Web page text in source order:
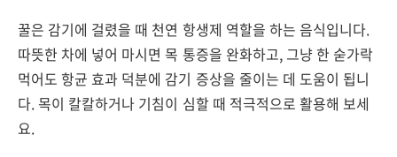
꿀은 감기에 걸렸을 때 천연 항생제 역할을 하는 음식입니다.
따뜻한 차에 넣어 마시면 목 통증을 완화하고, 그냥 한 숟가락
먹어도 항균 효과 덕분에 감기 증상을 줄이는 데 도움이 됩니
다. 목이 칼칼하거나 기침이 심할 때 적극적으로 활용해 보세
요.